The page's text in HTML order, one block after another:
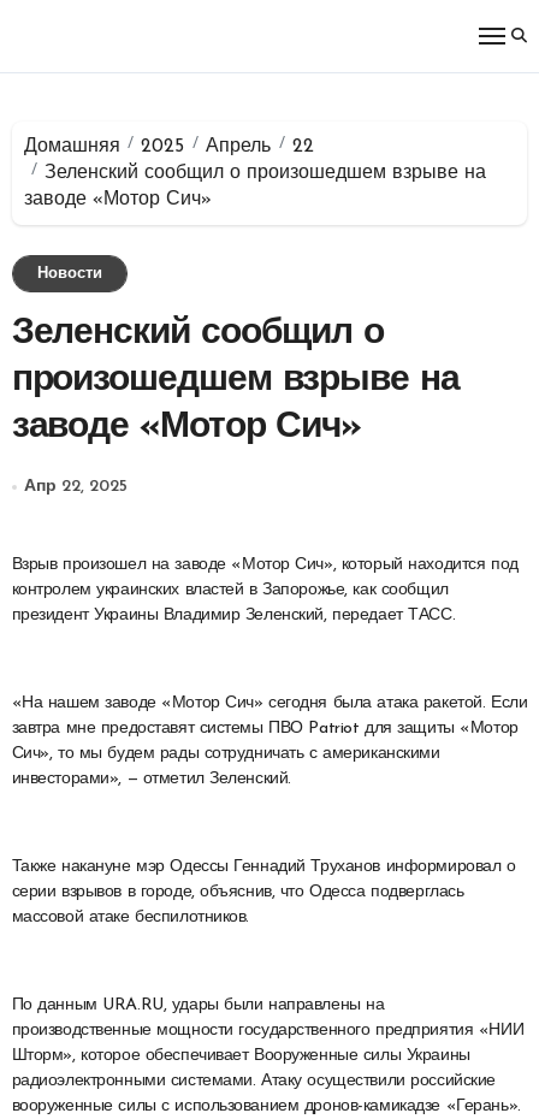
Домашняя 2025 Апрель
22
Зеленский сообщил о произошедшем взрыве на
заводе «Мотор Сич»
Новости
Зеленский сообщил о
произошедшем взрыве на
заводе «Мотор Сич»
Апр 22, 2025
Взрыв произошел на заводе «Мотор Сич», который находится под
контролем украинских властей в Запорожье, как сообщил
президент Украины Владимир Зеленский, передает ТАСС.
«На нашем заводе «Мотор Сич» сегодня была атака ракетой. Если
завтра мне предоставят системы ПВО Patriot для защиты «Мотор
Сич», то мы будем рады сотрудничать с американскими
инвесторами», — отметил Зеленский.
Также накануне мэр Одессы Геннадий Труханов информировал о
серии взрывов в городе, объяснив, что Одесса подверглась
массовой атаке беспилотников.
По данным URA.RU, удары были направлены на
производственные мощности государственного предприятия «НИИ
Шторм», которое обеспечивает Вооруженные силы Украины
радиоэлектронными системами. Атаку осуществили российские
вооруженные силы с использованием дронов-камикадзе «Герань».